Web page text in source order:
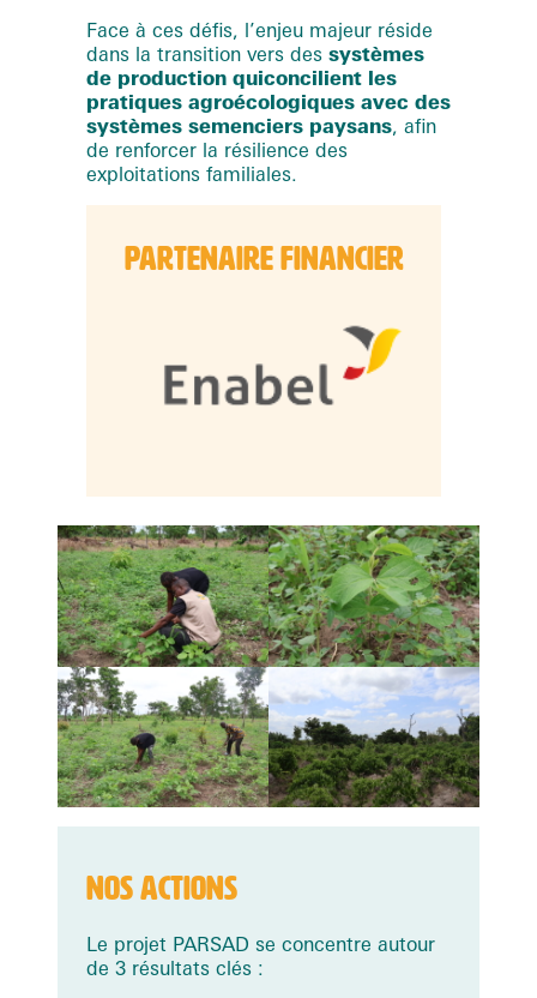
Face à ces défis, l’enjeu majeur réside
dans la transition vers des systèmes
de production quiconcilient les
pratiques agroécologiques avec des
systèmes semenciers paysans, afin
de renforcer la résilience des
exploitations familiales.
PARTENAIRE FINANCIER
NOS ACTIONS
Le projet PARSAD se concentre autour
de 3 résultats clés :